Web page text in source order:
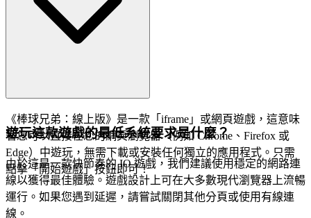
《棒球兄弟：線上版》是一款「iframe」或網頁遊戲，這意味
著您可以直接在您的網頁瀏覽器（例如 Chrome、Firefox 或
Edge）中遊玩，無需下載或安裝任何獨立的應用程式。只需
點擊「開始遊戲」按鈕即可！
遊玩這款遊戲的最低系統要求是什麼？
由於這是一款快節奏的 IO 遊戲，我們建議使用穩定的網路連
線以獲得最佳體驗。遊戲設計上可在大多數現代瀏覽器上流暢
運行。如果您遇到延遲，請嘗試關閉其他分頁或使用有線連
線。